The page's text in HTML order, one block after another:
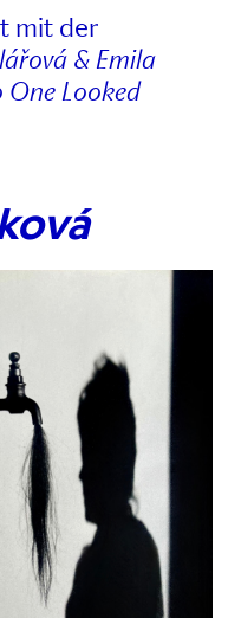
mit der
& Emila
One Looked